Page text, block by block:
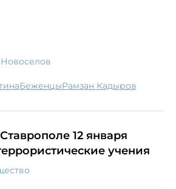
беженцы Рамзан Кадыров
12 января
учения